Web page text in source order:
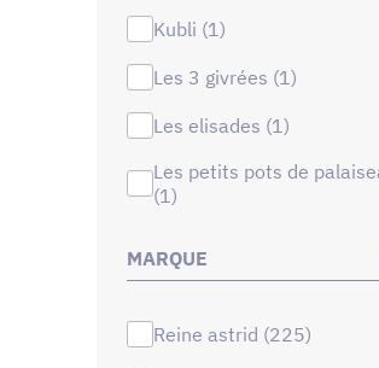
kubli (1)
les 3 givrées (1)
les elisades (1)
les petits pots de palaiseau
(1)
MARQUE
reine astrid (225)